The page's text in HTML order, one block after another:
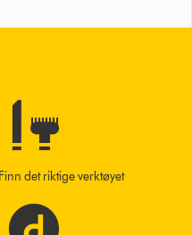
Finn det riktige verktøyet